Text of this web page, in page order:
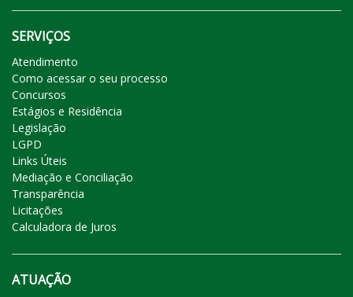
SERVIÇOS
Atendimento
Como acessar o seu processo
Concursos
Estágios e Residência
Legislação
LGPD
Links Úteis
Mediação e Conciliação
Transparência
Licitações
Calculadora de Juros
ATUAÇÃO